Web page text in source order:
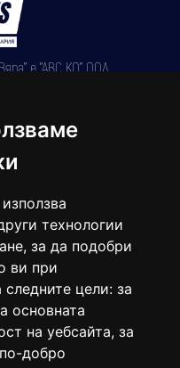
технологии
за да подобри
ви при
цели: за
основната
на уебсайта, за
добро
е "АВС КО" ООД,